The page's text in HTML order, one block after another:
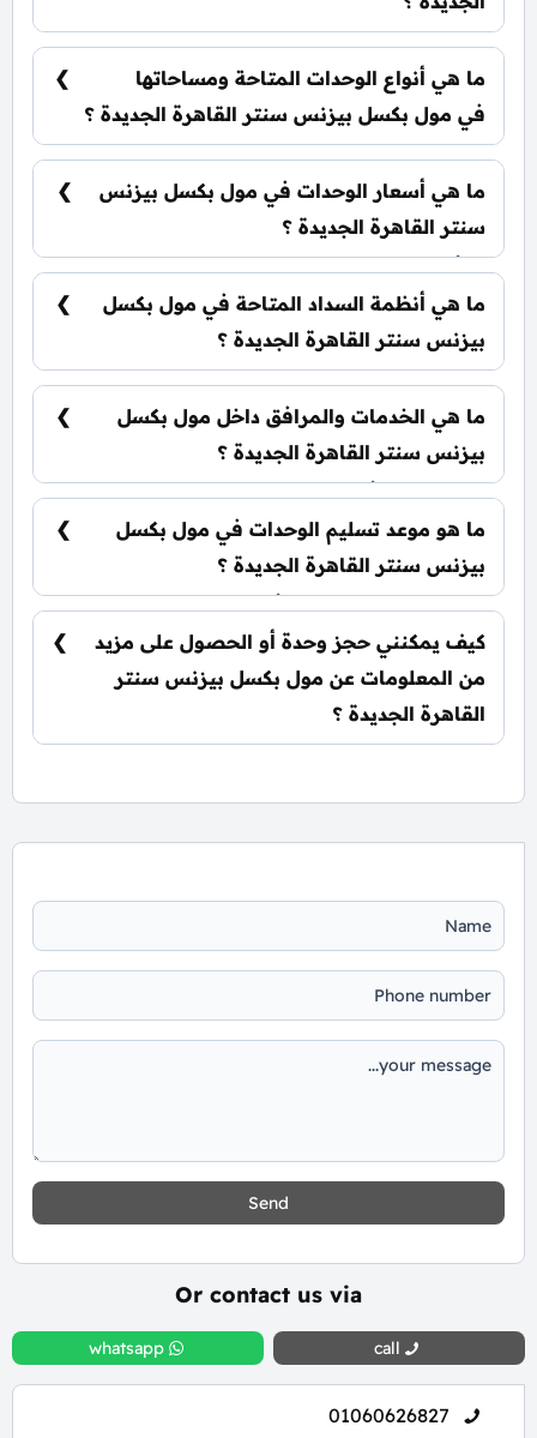
يقع مول بكسل بيزنس سنتر القاهرة الجديدة في
قلب التجمع الخامس علي التسعين الشمالي وسط
منطقة البنوك بجانب النيابة الإدارية.
ما هي أنواع الوحدات المتاحة ومساحاتها
في مول بكسل بيزنس سنتر القاهرة الجديدة ؟
يضم المول مجموعة متنوعة من الوحدات
مكاتب إدارية: تبدأ من 44 متر²
ما هي أسعار الوحدات في مول بكسل بيزنس
سنتر القاهرة الجديدة ؟
تبدأ الأسعار من 8,062,040 جنيه وتختلف حسب نوع
الوحدة والمساحة، كما أن الأسعار قابلة للتغيير حسب
تطورات السوق.
ما هي أنظمة السداد المتاحة في مول بكسل
بيزنس سنتر القاهرة الجديدة ؟
يمكنك حجز وحدتك بدفع مقدم 15% فقط، كما يتم
تقسيط الباقي على فترة تصل إلي 6 سنوات بدون أي
فوائد.
ما هي الخدمات والمرافق داخل مول بكسل
بيزنس سنتر القاهرة الجديدة ؟
يشمل المول أنظمة ذكية، سلالم ومصاعد بانورامية،
أسرع مولدات كهربائية وإطفاء حرائق، جراجات
واسعة، وحراسات أمنية مشددة.
ما هو موعد تسليم الوحدات في مول بكسل
بيزنس سنتر القاهرة الجديدة ؟
يتم تسليم الوحدات خلال أربع سنوات من تاريخ
التعاقد.
كيف يمكنني حجز وحدة أو الحصول على مزيد
من المعلومات عن مول بكسل بيزنس سنتر
القاهرة الجديدة ؟
Send
Or contact us via
call
whatsapp
01060626827